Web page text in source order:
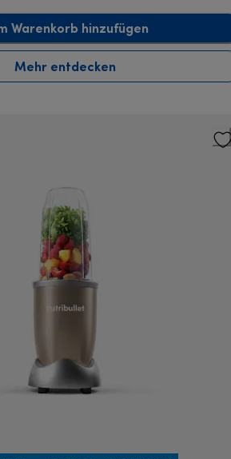
Warenkorb hinzufügen
Mehr entdecken